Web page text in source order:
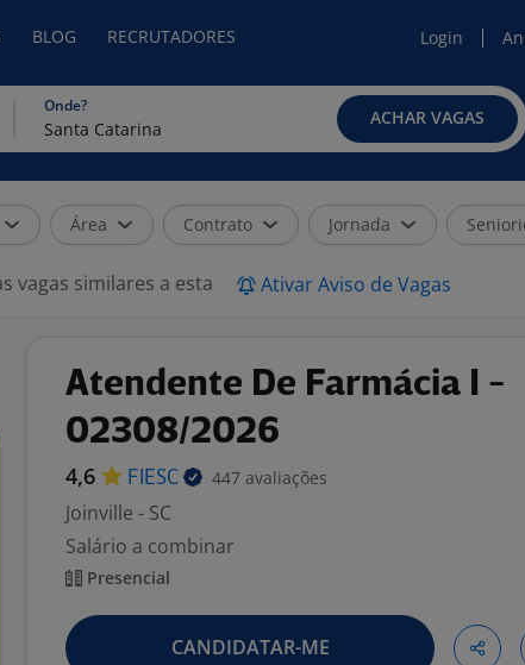
BLOG RECRUTADORES Login
Onde?
ACHAR VAGAS
Área Contrato Jornada
vagas similares a esta Ativar Aviso de Vagas
Atendente De Farmácia I -
02308/2026
4,6 FIESC 447 avaliações
Joinville - SC
Salário a combinar
Presencial
CANDIDATAR-ME